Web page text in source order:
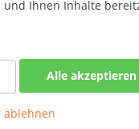
Ihnen Inhalte
Alle akzeptieren
ablehnen